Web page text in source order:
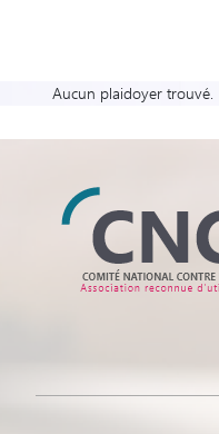
Aucun plaidoyer trouvé.